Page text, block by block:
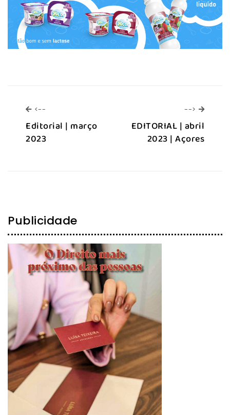
<--
Editorial | março
2023
--> -->
EDITORIAL | abril
2023 | Açores
Publicidade